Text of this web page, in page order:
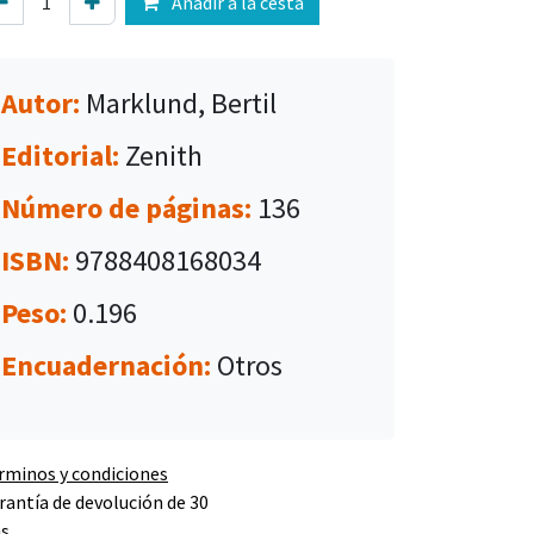
Autor: Marklund, Bertil
Editorial: Zenith
Número de páginas: 136
ISBN: 9788408168034
Peso: 0.196
Encuadernación: Otros
y condiciones
de devolución de 30